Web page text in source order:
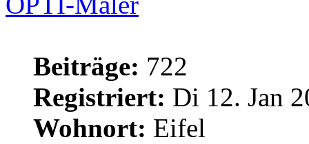
Beiträge: 722
Registriert: Di 12. Jan
Wohnort: Eifel